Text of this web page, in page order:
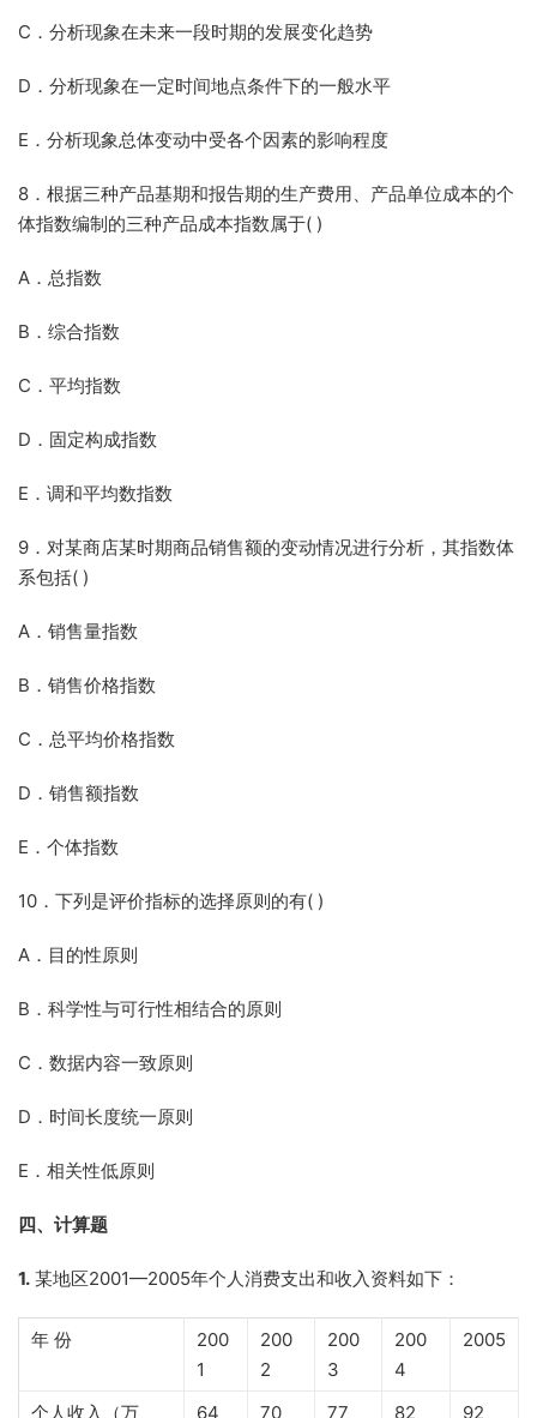
C．分析现象在未来一段时期的发展变化趋势
D．分析现象在一定时间地点条件下的一般水平
E．分析现象总体变动中受各个因素的影响程度
8．根据三种产品基期和报告期的生产费用、产品单位成本的个
体指数编制的三种产品成本指数属于( )
A．总指数
B．综合指数
C．平均指数
D．固定构成指数
E．调和平均数指数
9．对某商店某时期商品销售额的变动情况进行分析，其指数体
系包括( )
A．销售量指数
B．销售价格指数
C．总平均价格指数
D．销售额指数
E．个体指数
10．下列是评价指标的选择原则的有( )
A．目的性原则
B．科学性与可行性相结合的原则
C．数据内容一致原则
D．时间长度统一原则
E．相关性低原则
四、计算题
1. 某地区2001—2005年个人消费支出和收入资料如下：
年 份
200
1
200
2
200
3
200
4
2005
个人收入（万
64
70
77
82
92